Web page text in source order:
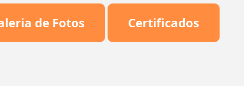
de Fotos Certificados